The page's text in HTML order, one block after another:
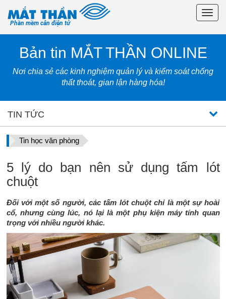
Phần mềm cân điện tử
Bản tin MẮT THẦN ONLINE
Nơi chia sẻ các kinh nghiệm quản lý và kiểm soát chống
thất thoát, gian lận hàng hóa!
TIN TỨC
Tin học văn phòng
5 lý do bạn nên sử dụng tấm lót
chuột
Đối với một số người, các tấm lót chuột chỉ là một sự hoài
cổ, nhưng cùng lúc, nó lại là một phụ kiện máy tính quan
trọng với nhiều người khác.